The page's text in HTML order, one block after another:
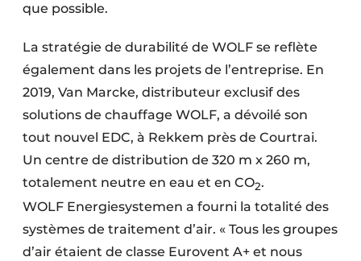
que possible.
La stratégie de durabilité de WOLF se reflète
également dans les projets de l’entreprise. En
2019, Van Marcke, distributeur exclusif des
solutions de chauffage WOLF, a dévoilé son
tout nouvel EDC, à Rekkem près de Courtrai.
Un centre de distribution de 320 m x 260 m,
totalement neutre en eau et en CO2.
WOLF Energiesystemen a fourni la totalité des
systèmes de traitement d’air. « Tous les groupes
d’air étaient de classe Eurovent A+ et nous